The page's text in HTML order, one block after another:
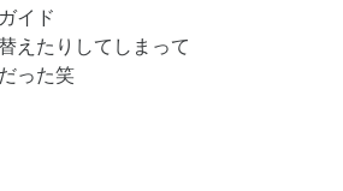
イド
えたりしてしまって
った笑